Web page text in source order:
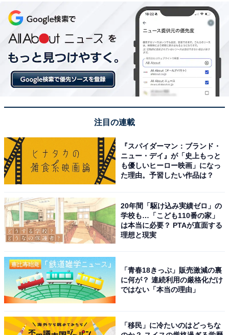
Apple「MacBook Pro 14.2 インチ（2025）」
Apple 2025 MacBook Pro 10 コアCPU、10 コアGPU の
めに設計、14.2 インチLiquid Retina XDR ディスプレ
イ、16GB ユニファイドメモリ、1TBのSSD ストレージ -
シルバー
Amazonで見る
注目の連載
『スパイダーマン：ブランド・
ニュー・デイ』が「史上もっと
も優しいヒーロー映画」になっ
た理由。予習したい作品は？
20年間「駆け込み実績ゼロ」の
学校も…「こども110番の家」
は本当に必要？ PTAが直面する
理想と現実
「青春18きっぷ」販売激減の裏
に何が？ 連続利用の厳格化だけ
ではない「本当の理由」
「移民」に冷たいのはどっちな